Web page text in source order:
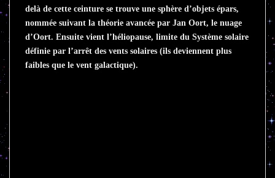
delà de cette ceinture se trouve une sphère d’objets épars,
nommée suivant la théorie avancée par Jan Oort, le nuage
d’Oort. Ensuite vient l’héliopause, limite du Système solaire
définie par l’arrêt des vents solaires (ils deviennent plus
faibles que le vent galactique).